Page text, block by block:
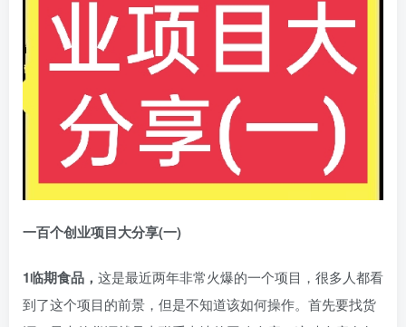
一百个创业项目大分享(一)
1临期食品， 这是最近两年非常火爆的一个项目，很多人都看
到了这个项目的前景，但是不知道该如何操作。首先要找货